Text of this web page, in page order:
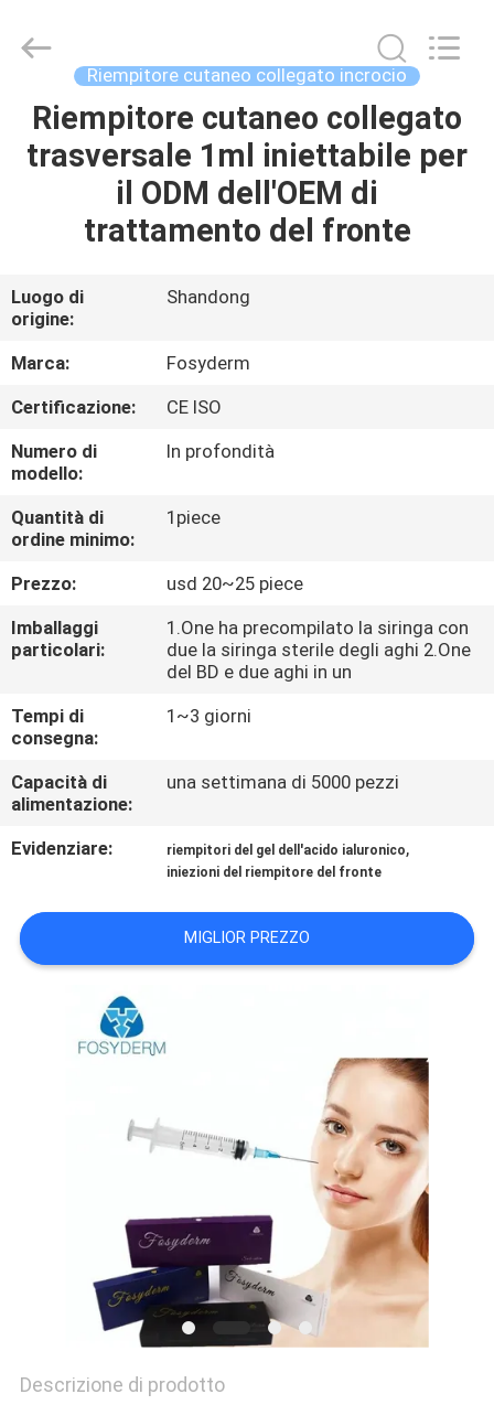
CASA.
PRODOTTI
DI
NOI
VISITA
ALLA
FABBRICA
CONTROLLO
DELLA
QUALITÀ
CASI
CHIEDI
UN
PREVENTIVO
SHOPPING
PRIVACY
POLICY
International
Trading
Reserved.
Riempitore cutaneo collegato incrocio
Riempitore cutaneo collegato
trasversale 1ml iniettabile per
il ODM dell'OEM di
trattamento del fronte
Luogo di
origine:
Shandong
Marca:
Fosyderm
Certificazione:
CE ISO
Numero di
modello:
In profondità
Quantità di
ordine minimo:
1piece
Prezzo:
usd 20~25 piece
Imballaggi
particolari:
1.One ha precompilato la siringa con
due la siringa sterile degli aghi 2.One
del BD e due aghi in un
Tempi di
consegna:
1~3 giorni
Capacità di
alimentazione:
una settimana di 5000 pezzi
Evidenziare: riempitori del gel dell'acido ialuronico,
iniezioni del riempitore del fronte
MIGLIOR PREZZO
Descrizione di prodotto